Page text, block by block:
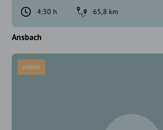
4:30 h
65,8 km
Ansbach
mittel